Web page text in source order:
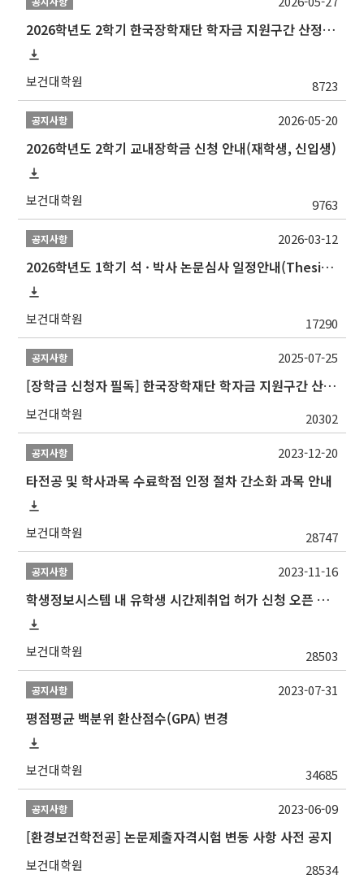
2026학년도 2학기 한국장학재단 학자금 지원구간 산정 신청 안내
보건대학원 8723
공지사항
2026학년도 2학기 교내장학금 신청 안내(재학생, 신입생)
보건대학원 9763
2026-05-20
공지사항
2026학년도 1학기 석 · 박사 논문심사 일정안내(Thesis Defense Schedules)
보건대학원 17290
2026-03-12
공지사항
[장학금 신청자 필독] 한국장학재단 학자금 지원구간 산정 권고
보건대학원 20302
2025-07-25
공지사항
타전공 및 학사과목 수료학점 인정 절차 간소화 과목 안내
보건대학원 28747
2023-12-20
공지사항
학생정보시스템 내 유학생 시간제취업 허가 신청 오픈 안내
보건대학원 28503
2023-11-16
공지사항
평점평균 백분위 환산점수(GPA) 변경
보건대학원 34685
2023-07-31
공지사항
[환경보건학전공] 논문제출자격시험 변동 사항 사전 공지
보건대학원 28534
2023-06-09